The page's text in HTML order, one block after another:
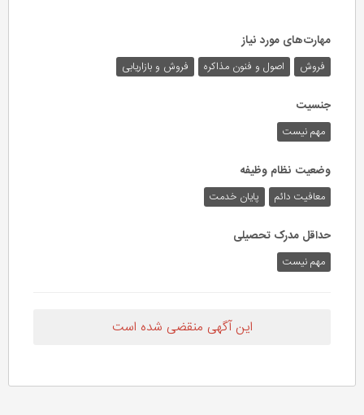
مهارت‌های مورد نیاز
فروش اصول و فنون مذاکره فروش و بازاریابی
جنسیت
مهم نیست
وضعیت نظام وظیفه
معافیت دائم پایان خدمت
حداقل مدرک تحصیلی
مهم نیست
این آگهی منقضی شده است